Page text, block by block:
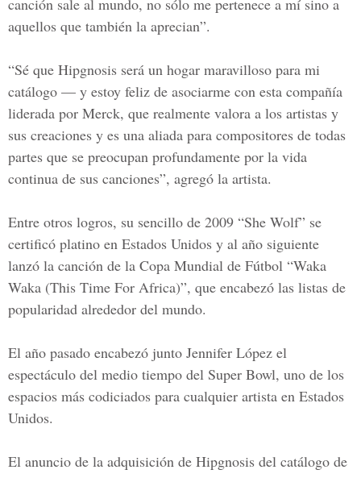
canción sale al mundo, no sólo me pertenece a mí sino a
aquellos que también la aprecian”.
“Sé que Hipgnosis será un hogar maravilloso para mi
catálogo — y estoy feliz de asociarme con esta compañía
liderada por Merck, que realmente valora a los artistas y
sus creaciones y es una aliada para compositores de todas
partes que se preocupan profundamente por la vida
continua de sus canciones”, agregó la artista.
Entre otros logros, su sencillo de 2009 “She Wolf” se
certificó platino en Estados Unidos y al año siguiente
lanzó la canción de la Copa Mundial de Fútbol “Waka
Waka (This Time For Africa)”, que encabezó las listas de
popularidad alrededor del mundo.
El año pasado encabezó junto Jennifer López el
espectáculo del medio tiempo del Super Bowl, uno de los
espacios más codiciados para cualquier artista en Estados
Unidos.
El anuncio de la adquisición de Hipgnosis del catálogo de